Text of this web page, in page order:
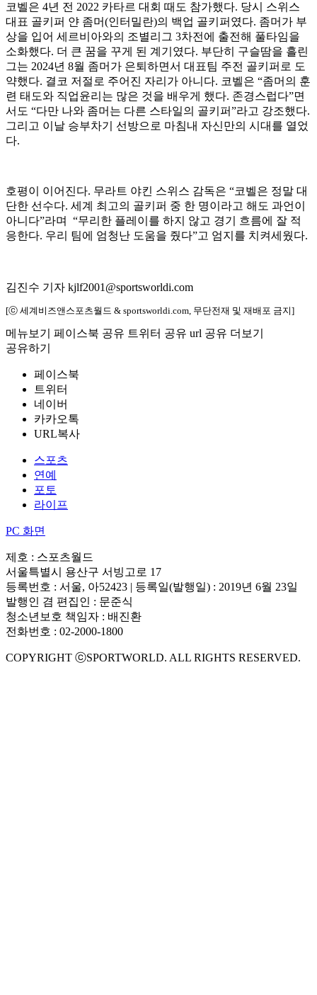
코벨은 4년 전 2022 카타르 대회 때도 참가했다. 당시 스위스
대표 골키퍼 얀 좀머(인터밀란)의 백업 골키퍼였다. 좀머가 부
상을 입어 세르비아와의 조별리그 3차전에 출전해 풀타임을
소화했다. 더 큰 꿈을 꾸게 된 계기였다. 부단히 구슬땀을 흘린
그는 2024년 8월 좀머가 은퇴하면서 대표팀 주전 골키퍼로 도
약했다. 결코 저절로 주어진 자리가 아니다. 코벨은 “좀머의 훈
련 태도와 직업윤리는 많은 것을 배우게 했다. 존경스럽다”면
서도 “다만 나와 좀머는 다른 스타일의 골키퍼”라고 강조했다.
그리고 이날 승부차기 선방으로 마침내 자신만의 시대를 열었
다.
호평이 이어진다. 무라트 야킨 스위스 감독은 “코벨은 정말 대
단한 선수다. 세계 최고의 골키퍼 중 한 명이라고 해도 과언이
아니다”라며 “무리한 플레이를 하지 않고 경기 흐름에 잘 적
응한다. 우리 팀에 엄청난 도움을 줬다”고 엄지를 치켜세웠다.
김진수 기자 kjlf2001@sportsworldi.com
[ⓒ 세계비즈앤스포츠월드 & sportsworldi.com, 무단전재 및 재배포 금지]
메뉴보기 페이스북 공유 트위터 공유 url 공유 더보기
공유하기
페이스북
트위터
네이버
카카오톡
URL복사
스포츠
연예
포토
라이프
PC 화면
제호 : 스포츠월드
서울특별시 용산구 서빙고로 17
등록번호 : 서울, 아52423 | 등록일(발행일) : 2019년 6월 23일
발행인 겸 편집인 : 문준식
청소년보호 책임자 : 배진환
전화번호 : 02-2000-1800
COPYRIGHT ⓒSPORTWORLD. ALL RIGHTS RESERVED.